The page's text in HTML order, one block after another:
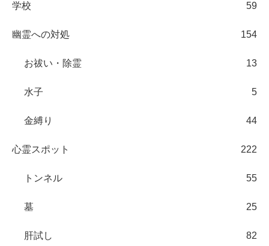
学校 59
幽霊への対処 154
お祓い・除霊 13
水子 5
金縛り 44
心霊スポット 222
トンネル 55
墓 25
肝試し 82